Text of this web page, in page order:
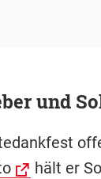
und
hält er